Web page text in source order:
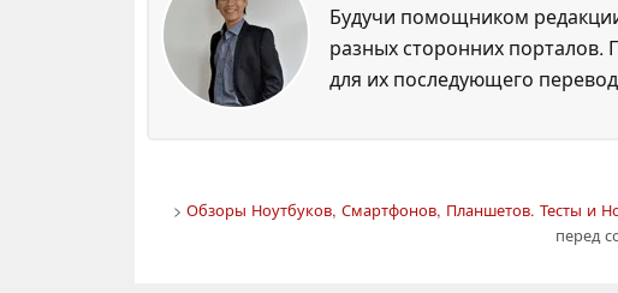
Будучи помощником
разных сторонних
для их последующего
> Обзоры Ноутбуков, Смартфонов, Планшетов. Тесты и
перед